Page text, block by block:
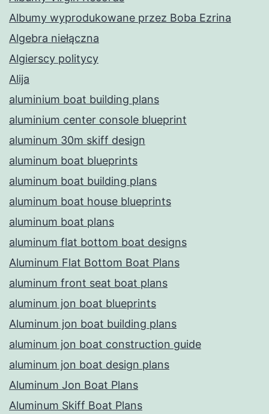
Albumy wyprodukowane przez Boba Ezrina
Algebra niełączna
Algierscy politycy
Alija
aluminium boat building plans
aluminium center console blueprint
aluminum 30m skiff design
aluminum boat blueprints
aluminum boat building plans
aluminum boat house blueprints
aluminum boat plans
aluminum flat bottom boat designs
Aluminum Flat Bottom Boat Plans
aluminum front seat boat plans
aluminum jon boat blueprints
Aluminum jon boat building plans
aluminum jon boat construction guide
aluminum jon boat design plans
Aluminum Jon Boat Plans
Aluminum Skiff Boat Plans